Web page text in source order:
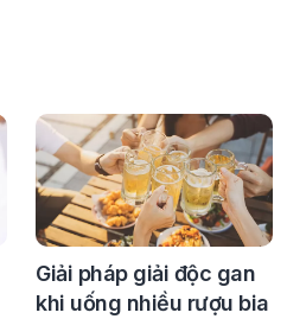
Giải pháp giải độc gan
khi uống nhiều rượu bia